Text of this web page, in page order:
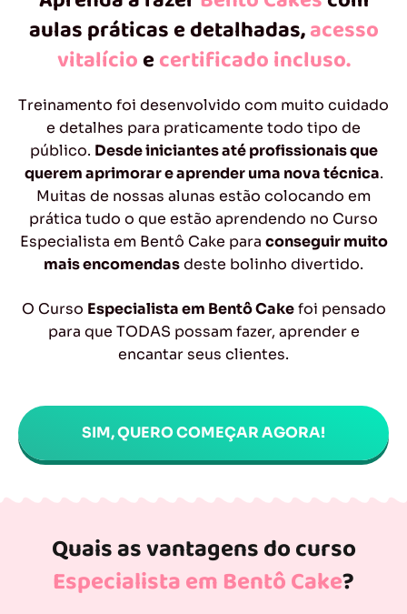
aulas práticas e detalhadas,acesso
vitalícioecertificado incluso.
Treinamento foi desenvolvido com muito cuidado
e detalhes para praticamente todo tipo de
público. Desde iniciantes até profissionais que
querem aprimorar e aprender uma nova técnica.
Muitas de nossas alunas estão colocando em
prática tudo o que estão aprendendo no Curso
Especialista em Bentô Cake para conseguir muito
mais encomendasdeste bolinho divertido.
O Curso Especialista em Bentô Cakefoi pensado
para que TODAS possam fazer, aprender e
encantar seus clientes.
SIM, QUERO COMEÇAR AGORA!
Quais as vantagens do curso
Especialista em Bentô Cake?